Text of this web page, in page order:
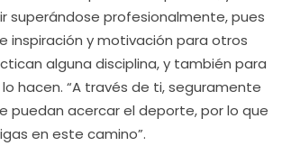
superándose profesionalmente, pues
inspiración y motivación para otros
alguna disciplina, y también para
hacen. “A través de ti, seguramente
puedan acercar el deporte, por lo que
en este camino”.